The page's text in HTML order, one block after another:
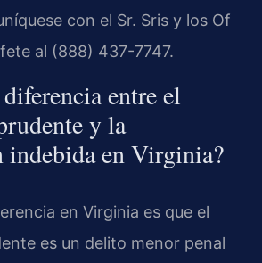
con el Sr. Sris y los Of
al (888) 437-7747.
entre el
y la
indebida en Virginia?
en Virginia es que el
es un delito menor penal